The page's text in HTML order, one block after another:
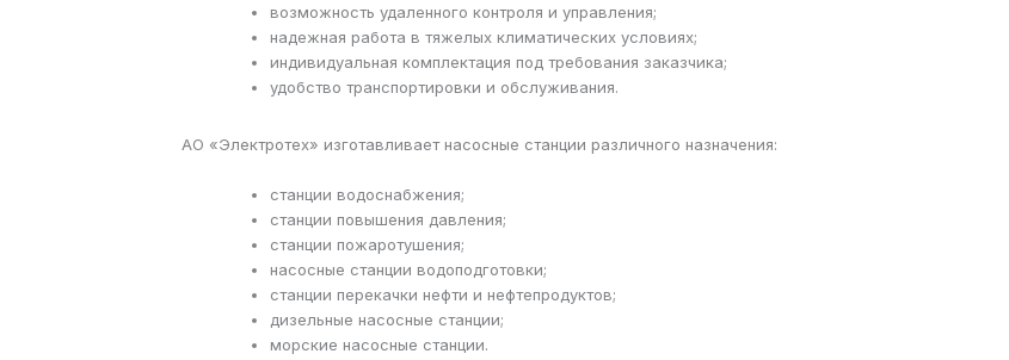
возможность удаленного контроля и управления;
надежная работа в тяжелых климатических условиях;
индивидуальная комплектация под требования заказчика;
удобство транспортировки и обслуживания.
АО «Электротех» изготавливает насосные станции различного назначения:
станции водоснабжения;
станции повышения давления;
станции пожаротушения;
насосные станции водоподготовки;
станции перекачки нефти и нефтепродуктов;
дизельные насосные станции;
морские насосные станции.